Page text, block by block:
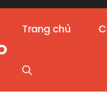
Trang chủ